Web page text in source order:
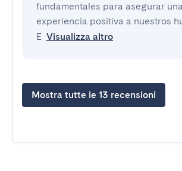
fundamentales para asegurar una
experiencia positiva a nuestros
E Visualizza altro
Mostra tutte le 13 recensioni